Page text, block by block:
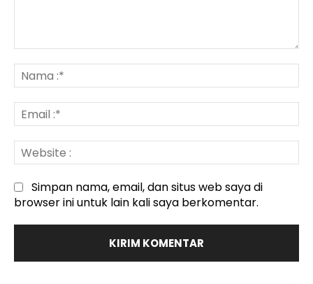
:*
:*
:
Simpan nama, email, dan situs web saya di
browser ini untuk lain kali saya berkomentar.